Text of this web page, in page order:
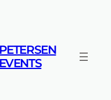
PETERSEN
EVENTS